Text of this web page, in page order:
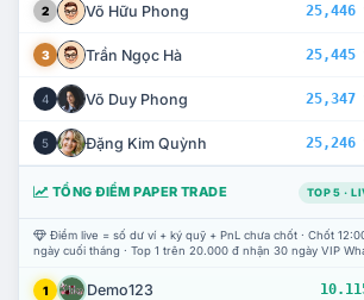
2 Võ Hữu Phong 25,446
3 Trần Ngọc Hà 25,445
4 Võ Duy Phong 25,347
5 Đặng Kim Quỳnh 25,246
TỔNG ĐIỂM PAPER TRADE TOP 5 ·
Điểm live = số dư ví + ký quỹ + PnL chưa chốt · Chốt
ngày cuối tháng · Top 1 trên 20.000 đ nhận 30 ngày VIP
1 Demo123